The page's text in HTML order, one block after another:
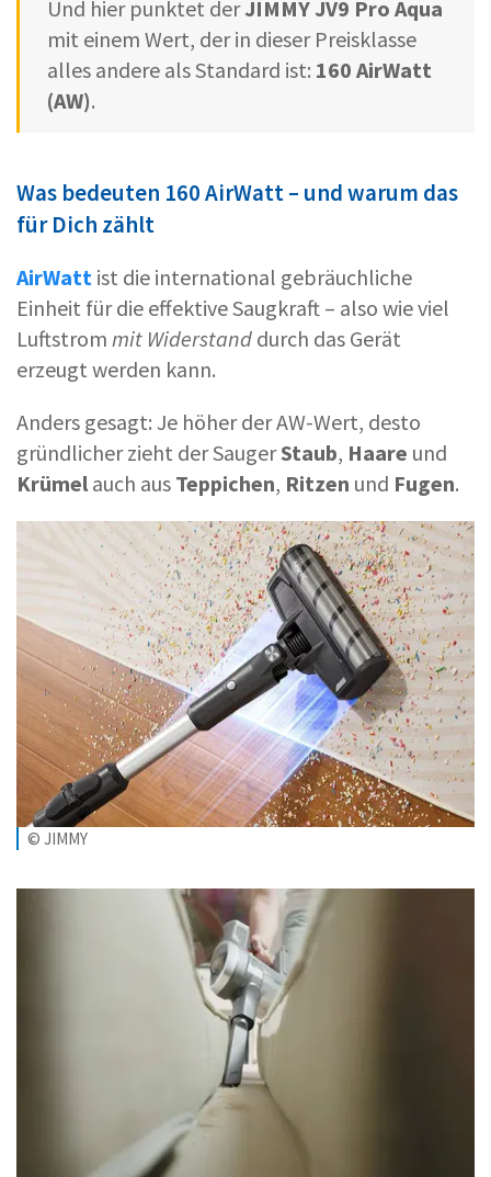
Und hier punktet derJIMMY JV9 Pro Aqua
mit einem Wert, der in dieser Preisklasse
alles andere als Standard ist: 160 AirWatt
(AW).
Was bedeuten 160 AirWatt – und warum das
für Dich zählt
AirWatt ist die international gebräuchliche
Einheit für die effektive Saugkraft – also wie viel
Luftstrom mit Widerstand durch das Gerät
erzeugt werden kann.
Anders gesagt: Je höher der AW-Wert, desto
gründlicher zieht der SaugerStaub, Haare und
Krümel auch aus Teppichen, Ritzen und Fugen.
© JIMMY